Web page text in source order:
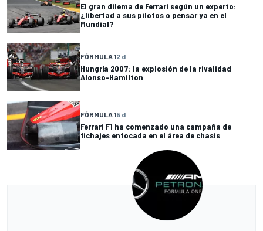
El gran dilema de Ferrari según un experto:
¿libertad a sus pilotos o pensar ya en el
Mundial?
FÓRMULA 12 d
Hungría 2007: la explosión de la rivalidad
Alonso-Hamilton
FÓRMULA 15 d
Ferrari F1 ha comenzado una campaña de
fichajes enfocada en el área de chasis